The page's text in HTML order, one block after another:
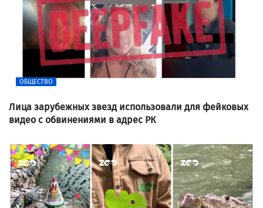
ОБЩЕСТВО
Лица зарубежных звезд использовали для фейковых
видео с обвинениями в адрес РК